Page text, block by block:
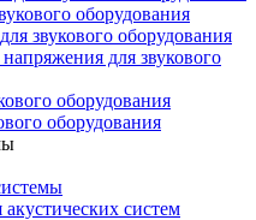
оборудования
звукового оборудования
для звукового
оборудования
оборудования
систем